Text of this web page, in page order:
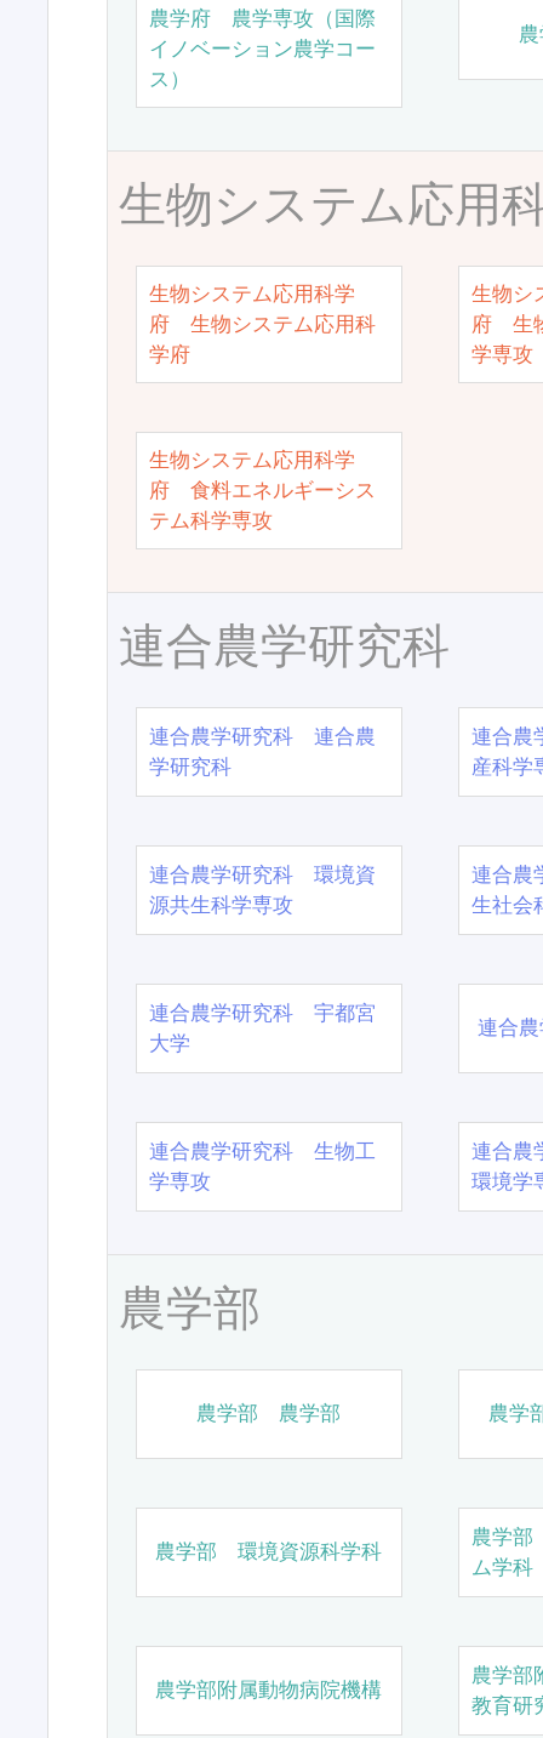
農学府 農学専攻（国際
イノベーション農学コー
ス）
生物システム応用
生物システム応用科学
府 生物システム応用科
学府
生物シ
府 生
学専攻
生物システム応用科学
府 食料エネルギーシス
テム科学専攻
連合農学研究科
連合農学研究科 連合農
学研究科
連合農
産科学
連合農学研究科 環境資
源共生科学専攻
連合農
生社会
連合農学研究科 宇都宮
大学
連合
連合農学研究科 生物工
学専攻
連合農
環境学
農学部
農学部 農学部 農学
農学部 環境資源科学科
農学
ム学科
農学部附属動物病院機構
農学部
教育研